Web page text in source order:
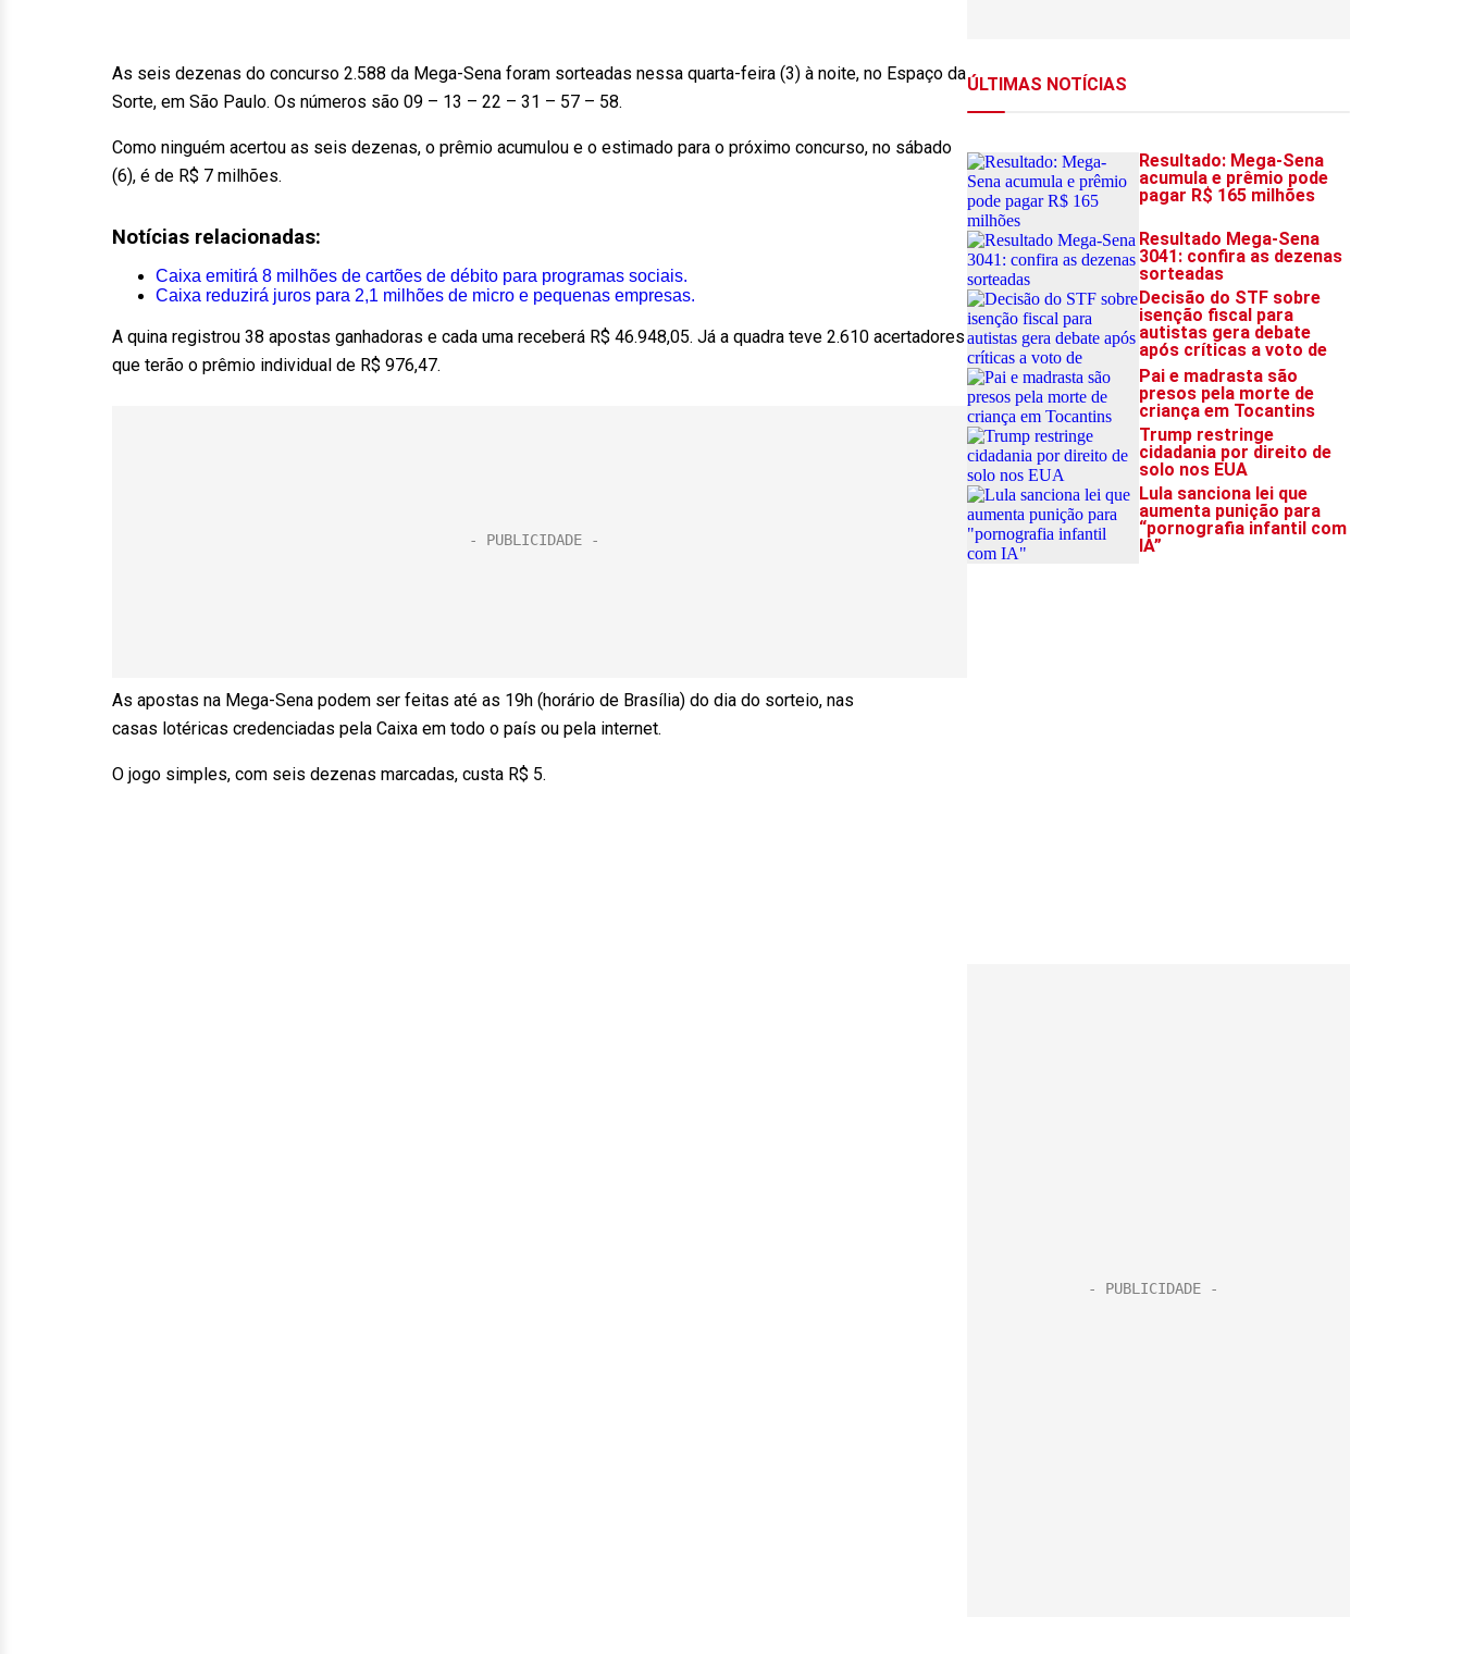
As seis dezenas do concurso 2.588 da Mega-Sena foram sorteadas nessa quarta-feira (3) à noite, no Espaço da
Sorte, em São Paulo. Os números são 09 – 13 – 22 – 31 – 57 – 58.
Como ninguém acertou as seis dezenas, o prêmio acumulou e o estimado para o próximo concurso, no sábado
(6), é de R$ 7 milhões.
Notícias relacionadas:
Caixa emitirá 8 milhões de cartões de débito para programas sociais.
Caixa reduzirá juros para 2,1 milhões de micro e pequenas empresas.
A quina registrou 38 apostas ganhadoras e cada uma receberá R$ 46.948,05. Já a quadra teve 2.610 acertadores
que terão o prêmio individual de R$ 976,47.
As apostas na Mega-Sena podem ser feitas até as 19h (horário de Brasília) do dia do sorteio, nas
casas lotéricas credenciadas pela Caixa em todo o país ou pela internet.
O jogo simples, com seis dezenas marcadas, custa R$ 5.